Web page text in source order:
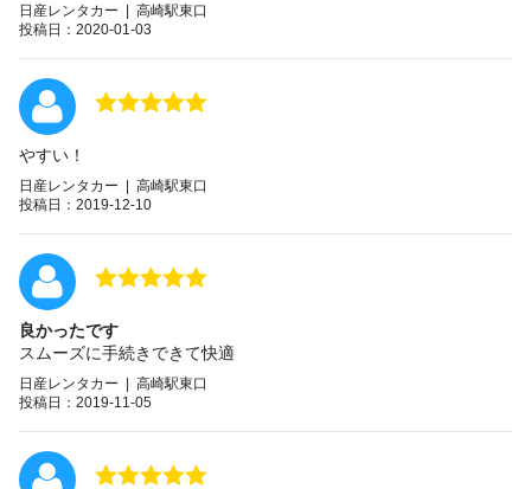
日産レンタカー | 高崎駅東口
投稿日：2020-01-03
やすい！
日産レンタカー | 高崎駅東口
投稿日：2019-12-10
良かったです
スムーズに手続きできて快適
日産レンタカー | 高崎駅東口
投稿日：2019-11-05